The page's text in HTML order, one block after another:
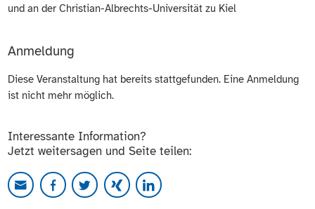
und an der Christian-Albrechts-Universität zu Kiel
Anmeldung
Diese Veranstaltung hat bereits stattgefunden. Eine Anmeldung
ist nicht mehr möglich.
Interessante Information?
Jetzt weitersagen und Seite teilen: